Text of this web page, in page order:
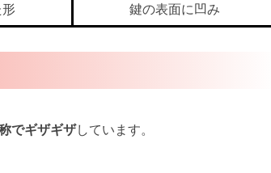
鍵の表面に凹み
でギザギザしています。